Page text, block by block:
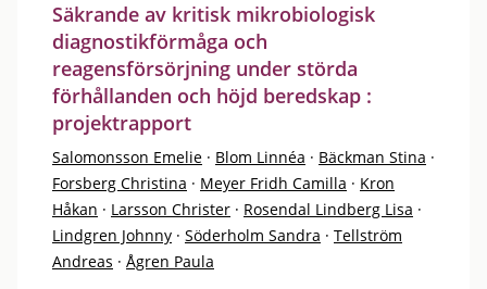
Säkrande av kritisk mikrobiologisk
diagnostikförmåga och
reagensförsörjning under störda
förhållanden och höjd beredskap :
projektrapport
Salomonsson Emelie · Blom Linnéa · Bäckman Stina ·
Forsberg Christina · Meyer Fridh Camilla · Kron
Håkan · Larsson Christer · Rosendal Lindberg Lisa ·
Lindgren Johnny · Söderholm Sandra · Tellström
Andreas · Ågren Paula